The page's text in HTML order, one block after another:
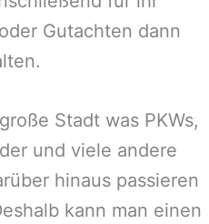
Gutachten dann
Stadt was PKWs,
und viele andere
hinaus passieren
kann man einen